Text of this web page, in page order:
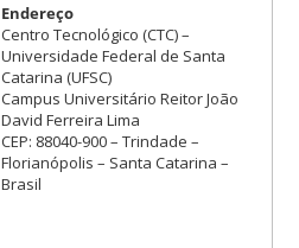
Endereço
Centro Tecnológico (CTC) –
Universidade Federal de Santa
Catarina (UFSC)
Campus Universitário Reitor João
David Ferreira Lima
CEP: 88040-900 – Trindade –
Florianópolis – Santa Catarina –
Brasil